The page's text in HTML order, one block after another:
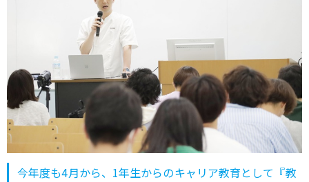
今年度も4月から、1年生からのキャリア教育として『教